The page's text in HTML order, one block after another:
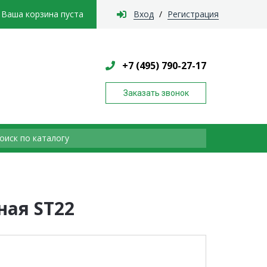
Ваша корзина пуста Вход / Регистрация
+7 (495) 790-27-17
Заказать звонок
ST22